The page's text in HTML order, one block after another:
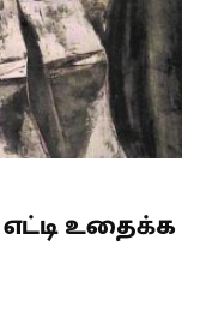
உதைக்க